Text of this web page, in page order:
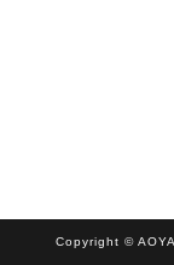
Copyright ©